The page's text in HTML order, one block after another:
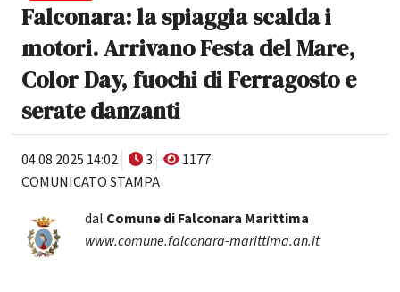
Falconara: la spiaggia scalda i
motori. Arrivano Festa del Mare,
Color Day, fuochi di Ferragosto e
serate danzanti
04.08.2025 14:02 3
1177
COMUNICATO STAMPA
dal Comune di Falconara Marittima
www.comune.falconara-marittima.an.it